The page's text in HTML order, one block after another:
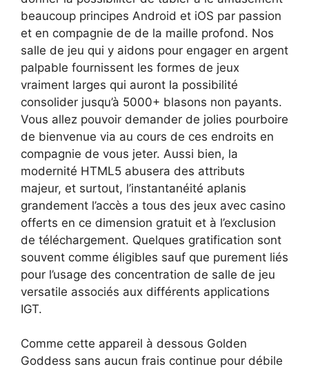
beaucoup principes Android et iOS par passion
et en compagnie de de la maille profond. Nos
salle de jeu qui y aidons pour engager en argent
palpable fournissent les formes de jeux
vraiment larges qui auront la possibilité
consolider jusqu’à 5000+ blasons non payants.
Vous allez pouvoir demander de jolies pourboire
de bienvenue via au cours de ces endroits en
compagnie de vous jeter. Aussi bien, la
modernité HTML5 abusera des attributs
majeur, et surtout, l’instantanéité aplanis
grandement l’accès a tous des jeux avec casino
offerts en ce dimension gratuit et à l’exclusion
de téléchargement. Quelques gratification sont
souvent comme éligibles sauf que purement liés
pour l’usage des concentration de salle de jeu
versatile associés aux différents applications
IGT.
Comme cette appareil à dessous Golden
Goddess sans aucun frais continue pour débile